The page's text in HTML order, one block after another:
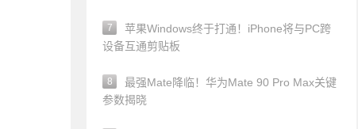
7
苹果Windows终于打通！iPhone将与PC跨
设备互通剪贴板
8
最强Mate降临！华为Mate 90 Pro Max关键
参数揭晓